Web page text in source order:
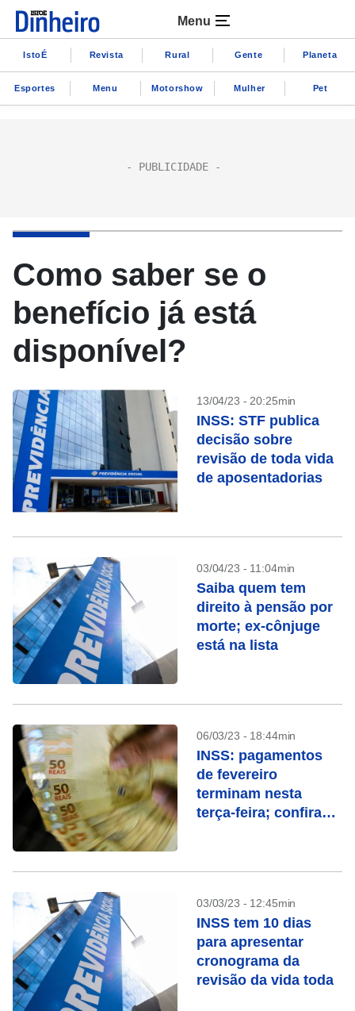
Menu
IstoÉ Revista Rural Gente Planeta
Esportes Menu Motorshow Mulher Pet
Como saber se o
benefício já está
disponível?
13/04/23 - 20:25min
INSS: STF publica
decisão sobre
revisão de toda vida
de aposentadorias
03/04/23 - 11:04min
Saiba quem tem
direito à pensão por
morte; ex-cônjuge
está na lista
06/03/23 - 18:44min
INSS: pagamentos
de fevereiro
terminam nesta
terça-feira; confira
03/03/23 - 12:45min
INSS tem 10 dias
para apresentar
cronograma da
revisão da vida toda